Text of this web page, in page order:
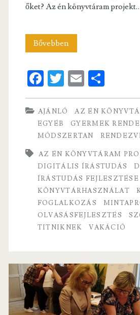
őket? Az én könyvtáram
Bővebben40
könyvtári
forgatókönyv
fiataloknak
Fa
ce
b
o
o
k
T
w
itt
er
E
m
ai
l
S
ha
re
AJÁNLÓ
AZ ÉN
EGYÉB
GYERMEK
MÓDSZERTAN
AZ ÉN KÖNYVTÁRAM
DIGITÁLIS ÍRÁSTUDÁS
ÍRÁSTUDÁS FEJLESZTÉSE
KÖNYVTÁRHASZNÁLAT
FOGLALKOZÁS
OLVASÁSFEJLESZTÉS
TITNIKNEK
VAKÁCIÓ